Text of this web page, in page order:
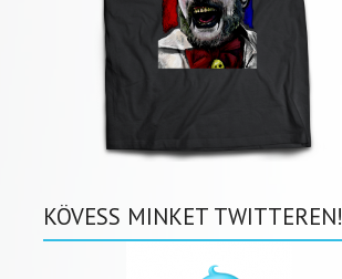
KÖVESS MINKET TWITTEREN!